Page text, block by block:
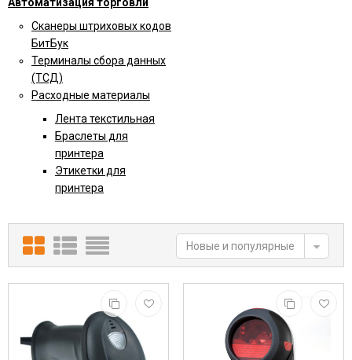
Сканеры штриховых кодов
БитБук
Терминалы сбора данных
(ТСД)
Расходные материалы
Лента текстильная
Браслеты для
принтера
Этикетки для
принтера
Новые и популярные